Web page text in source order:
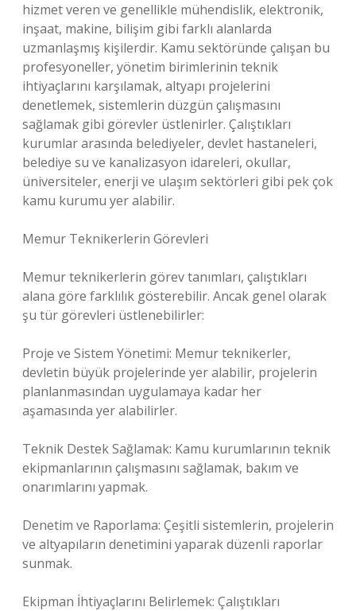
hizmet veren ve genellikle mühendislik, elektronik,
inşaat, makine, bilişim gibi farklı alanlarda
uzmanlaşmış kişilerdir. Kamu sektöründe çalışan bu
profesyoneller, yönetim birimlerinin teknik
ihtiyaçlarını karşılamak, altyapı projelerini
denetlemek, sistemlerin düzgün çalışmasını
sağlamak gibi görevler üstlenirler. Çalıştıkları
kurumlar arasında belediyeler, devlet hastaneleri,
belediye su ve kanalizasyon idareleri, okullar,
üniversiteler, enerji ve ulaşım sektörleri gibi pek çok
kamu kurumu yer alabilir.
Memur Teknikerlerin Görevleri
Memur teknikerlerin görev tanımları, çalıştıkları
alana göre farklılık gösterebilir. Ancak genel olarak
şu tür görevleri üstlenebilirler:
Proje ve Sistem Yönetimi: Memur teknikerler,
devletin büyük projelerinde yer alabilir, projelerin
planlanmasından uygulamaya kadar her
aşamasında yer alabilirler.
Teknik Destek Sağlamak: Kamu kurumlarının teknik
ekipmanlarının çalışmasını sağlamak, bakım ve
onarımlarını yapmak.
Denetim ve Raporlama: Çeşitli sistemlerin, projelerin
ve altyapıların denetimini yaparak düzenli raporlar
sunmak.
Ekipman İhtiyaçlarını Belirlemek: Çalıştıkları